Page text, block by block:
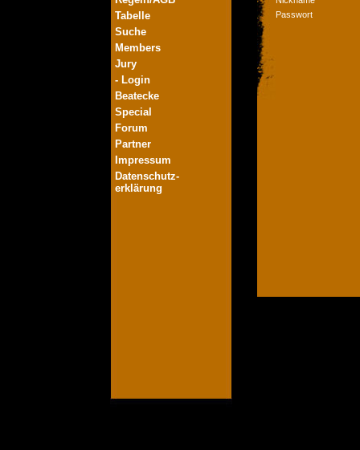
Tabelle
Suche
Members
Jury
- Login
Beatecke
Special
Forum
Partner
Impressum
Datenschutz-
erklärung
Passwort